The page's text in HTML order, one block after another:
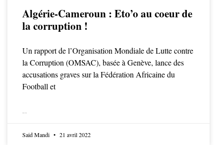
Algérie-Cameroun : Eto’o au coeur de
la corruption !
Un rapport de l’Organisation Mondiale de Lutte contre
la Corruption (OMSAC), basée à Genève, lance des
accusations graves sur la Fédération Africaine du
Football et
Said Mandi 21 avril 2022